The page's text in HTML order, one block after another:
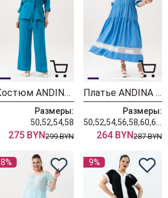
Костюм ANDINA 3001-5
Размеры:
50,52,54,58
275 BYN299 BYN
Платье ANDINA 830-3
Размеры:
264 BYN287 BYN
8% 9%